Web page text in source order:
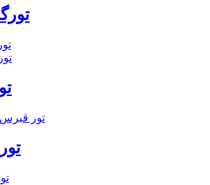
تور